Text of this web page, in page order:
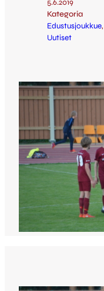
5.6.2019
Kategoria
Edustusjoukkue,
Uutiset